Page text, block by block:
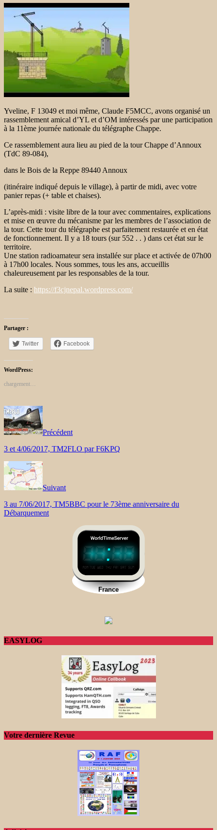
Yveline, F 13049 et moi même, Claude F5MCC, avons organisé un
rassemblement amical d’YL et d’OM intéressés par une participation
à la 11ème journée nationale du télégraphe Chappe.
Ce rassemblement aura lieu au pied de la tour Chappe d’Annoux
(TdC 89-084),
dans le Bois de la Reppe 89440 Annoux
(itinéraire indiqué depuis le village), à partir de midi, avec votre
panier repas (+ table et chaises).
L’après-midi : visite libre de la tour avec commentaires, explications
et mise en œuvre du mécanisme par les membres de l’association de
la tour. Cette tour du télégraphe est parfaitement restaurée et en état
de fonctionnement. Il y a 18 tours (sur 552 . . ) dans cet état sur le
territoire.
Une station radioamateur sera installée sur place et activée de 07h00
à 17h00 locales. Nous sommes, tous les ans, accueillis
chaleureusement par les responsables de la tour.
La suite : https://f3cjnepal.wordpress.com/
Partager :
Twitter Facebook
WordPress:
chargement…
Précédent
3 et 4/06/2017, TM2FLO par F6KPQ
Suivant
3 au 7/06/2017, TM5BBC pour le 73ème anniversaire du
Débarquement
EASYLOG
Votre dernière Revue